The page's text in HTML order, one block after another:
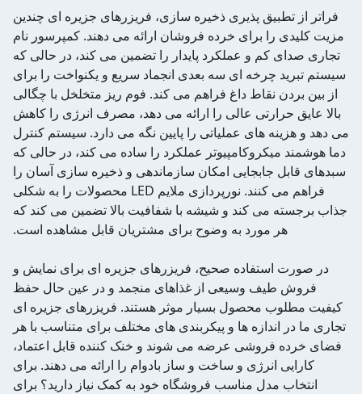
فراتر از تطبیق پذیری ذخیره سازی، فریزرهای جزیره ای چندین
مزیت کلیدی را برای خرده فروشان ارائه می دهند. کمپرسور نام
تجاری صدای کم و عملکرد پایدار را تضمین می کند، در حالی که
سیستم تبرید چرخه ای سه بعدی انجماد سریع و یکنواخت را برای
از بین بردن نقاط داغ فراهم می کند. فوم ریز متخلخل با چگالی
بالا عایق حرارتی عالی را ارائه می دهد، مصرف انرژی را کاهش
می دهد و هزینه های عملیاتی را پایین نگه می دارد. سیستم کنترل
دما هوشمند میکروکامپیوتر عملکرد را ساده می کند، در حالی که
سبدهای قابل جابجایی امکان سازماندهی و ذخیره سازی آسان را
فراهم می کنند. نورپردازی ملایم LED محصولات را به شکلی
جذاب برجسته می کند و شیشه با شفافیت بالا تضمین می کند که
هر مورد به وضوح برای مشتریان قابل مشاهده است.
در صورت استفاده صحیح، فریزرهای جزیره ای برای نمایش و
فروش طیف وسیعی از غذاهای منجمد و در عین حال حفظ
کیفیت مطلوب محصول بسیار موثر هستند. فریزرهای جزیره ای
تجاری ما در اندازه ها و پیکربندی های مختلف برای متناسب با هر
فضای خرده فروشی عرضه می شوند و خنک کننده قابل اعتماد،
کارایی انرژی و ساخت و ساز بادوام را ارائه می دهند. برای
انتخاب مدل مناسب فروشگاه خود به کمک نیاز دارید؟ برای